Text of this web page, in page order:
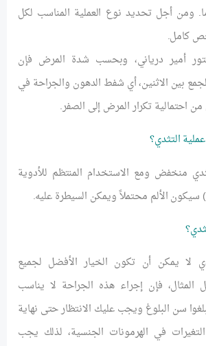
ومن أجل تحديد نوع العملية المناسب لكل
كامل.
أمير درياني، وبحسب شدة المرض فإن
بين الاثنين، أي شفط الدهون والجراحة في
احتمالية تكرار المرض إلى الصفر.
التثدي؟
منخفض ومع الاستخدام المنتظم للأدوية
الألم محتملاً ويمكن السيطرة عليه.
لا يمكن أن تكون الخيار الأفضل لجميع
فإن إجراء هذه الجراحة لا يناسب
سن البلوغ ويجب عليك الانتظار حتى نهاية
في الهرمونات الجنسية، لذلك يجب